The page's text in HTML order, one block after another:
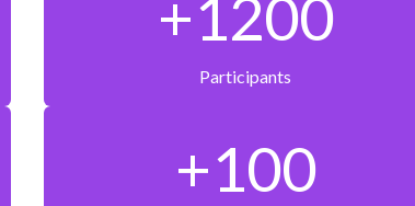
+1200
Participants
+100